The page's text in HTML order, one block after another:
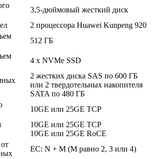
3,5-дюймовый жесткий диск
2 процессора Huawei Kunpeng 920
512 ГБ
4 x NVMe SSD
2 жестких диска SAS по 600 ГБ
или 2 твердотельных накопителя
SATA по 480 ГБ
10GE или 25GE TCP
10GE или 25GE TCP
10GE или 25GE RoCE
EC: N + M (M равно 2, 3 или 4)